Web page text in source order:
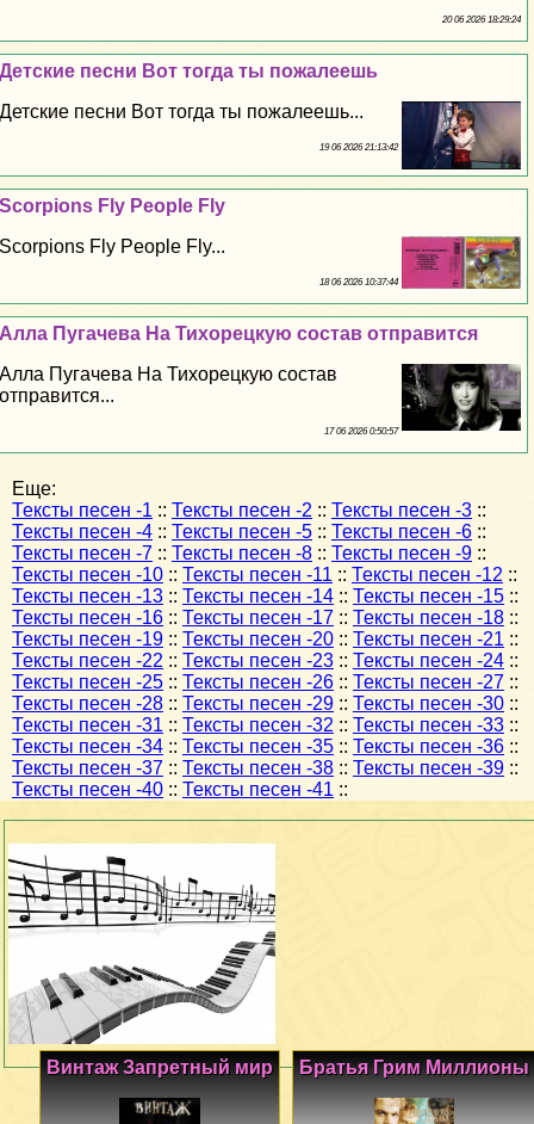
20 06 2026 18:29:24
Детские песни Вот тогда ты пожалеешь
Детские песни Вот тогда ты пожалеешь...
19 06 2026 21:13:42
Scorpions Fly People Fly
Scorpions Fly People Fly...
18 06 2026 10:37:44
Алла Пугачева На Тихорецкую состав отправится
Алла Пугачева На Тихорецкую состав
отправится...
17 06 2026 0:50:57
Еще:
Тексты песен -1 :: Тексты песен -2 :: Тексты песен -3 ::
Тексты песен -4 :: Тексты песен -5 :: Тексты песен -6 ::
Тексты песен -7 :: Тексты песен -8 :: Тексты песен -9 ::
Тексты песен -10 :: Тексты песен -11 :: Тексты песен -12 ::
Тексты песен -13 :: Тексты песен -14 :: Тексты песен -15 ::
Тексты песен -16 :: Тексты песен -17 :: Тексты песен -18 ::
Тексты песен -19 :: Тексты песен -20 :: Тексты песен -21 ::
Тексты песен -22 :: Тексты песен -23 :: Тексты песен -24 ::
Тексты песен -25 :: Тексты песен -26 :: Тексты песен -27 ::
Тексты песен -28 :: Тексты песен -29 :: Тексты песен -30 ::
Тексты песен -31 :: Тексты песен -32 :: Тексты песен -33 ::
Тексты песен -34 :: Тексты песен -35 :: Тексты песен -36 ::
Тексты песен -37 :: Тексты песен -38 :: Тексты песен -39 ::
Тексты песен -40 :: Тексты песен -41 ::
Братья Грим Миллионы
Винтаж Запретный мир